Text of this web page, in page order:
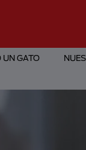
UN GATO